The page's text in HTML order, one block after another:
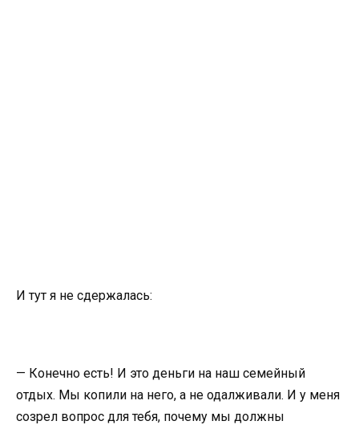
И тут я не сдержалась:
— Конечно есть! И это деньги на наш семейный
отдых. Мы копили на него, а не одалживали. И у меня
созрел вопрос для тебя, почему мы должны